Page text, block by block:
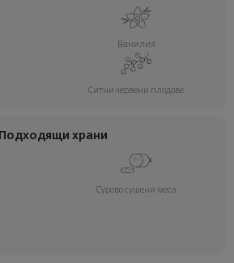
Ванилия
Ситни червени плодове
Подходящи храни
Сурово сушени меса